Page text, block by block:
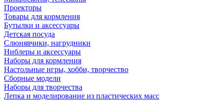
Проекторы
Товары для кормления
Бутылки и аксессуары
Детская посуда
Слюнявчики, нагрудники
Ниблеры и аксессуары
Наборы для кормления
Настольные игры, хобби, творчество
Сборные модели
Наборы для творчества
Лепка и моделирование из пластических масс